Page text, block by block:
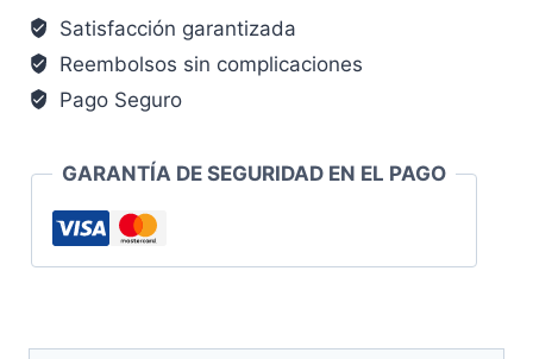
40
mm.
cantidad
Satisfacción garantizada
Reembolsos sin complicaciones
Pago Seguro
GARANTÍA DE SEGURIDAD EN EL PAGO